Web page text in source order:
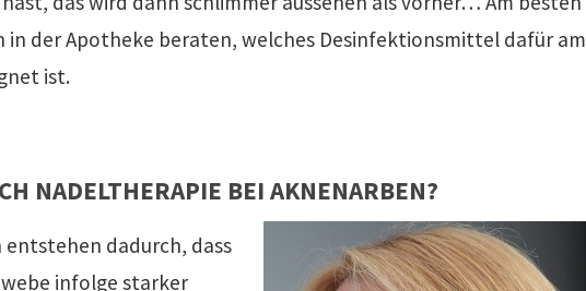
in der Apotheke beraten, welches Desinfektionsmittel dafür am
ist.
NADELTHERAPIE BEI AKNENARBEN?
entstehen dadurch, dass
infolge starker